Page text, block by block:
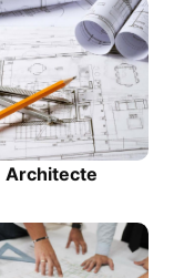
Architecte